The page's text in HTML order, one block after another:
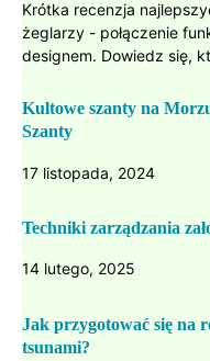
Krótka recenzja
żeglarzy - połączenie
designem. Dowiedz się,
Kultowe szanty na
Szanty
17 listopada, 2024
Techniki zarządzania
14 lutego, 2025
Jak przygotować się na
tsunami?